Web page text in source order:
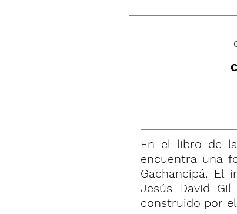
En el libro de
encuentra una
Gachancipá. El
Jesús David
construido por el